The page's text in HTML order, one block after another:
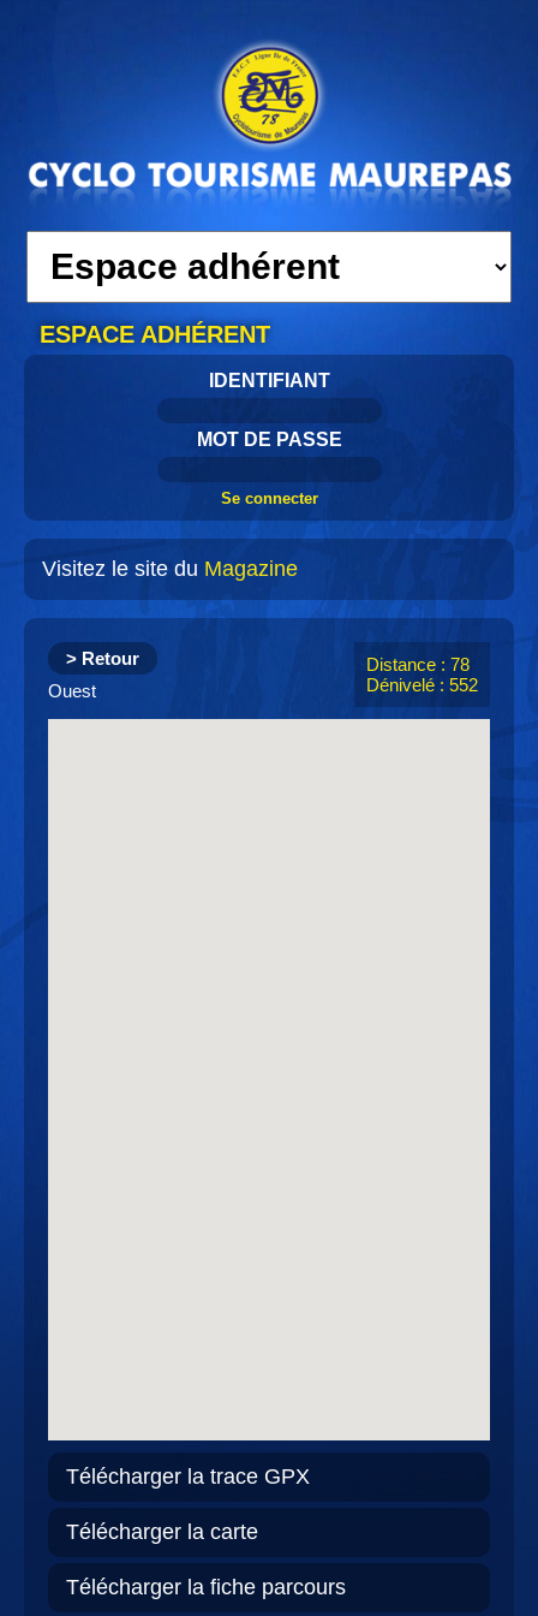
ESPACE ADHÉRENT
IDENTIFIANT
MOT DE PASSE
Visitez le site du Magazine
> Retour
Distance : 78
Dénivelé : 552
Ouest
Télécharger la trace GPX
Télécharger la carte
Télécharger la fiche parcours